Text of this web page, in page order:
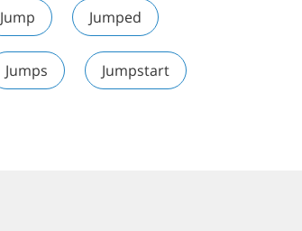
Jump Jumped
Jumps Jumpstart